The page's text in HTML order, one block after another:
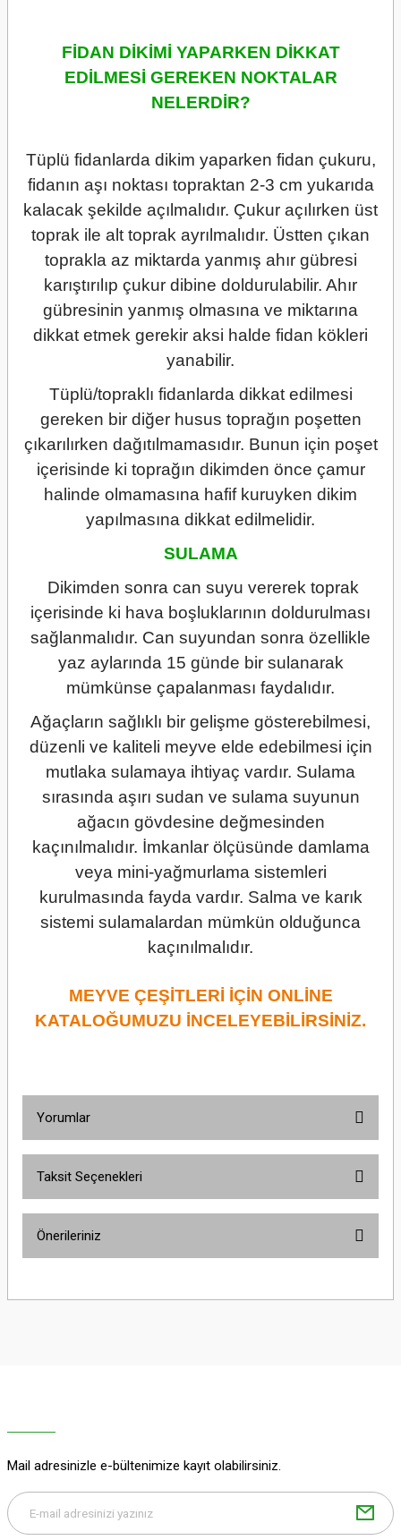
FİDAN DİKİMİ YAPARKEN DİKKAT
EDİLMESİ GEREKEN NOKTALAR
NELERDİR?
Tüplü fidanlarda dikim yaparken fidan çukuru,
fidanın aşı noktası topraktan 2-3 cm yukarıda
kalacak şekilde açılmalıdır. Çukur açılırken üst
toprak ile alt toprak ayrılmalıdır. Üstten çıkan
toprakla az miktarda yanmış ahır gübresi
karıştırılıp çukur dibine doldurulabilir. Ahır
gübresinin yanmış olmasına ve miktarına
dikkat etmek gerekir aksi halde fidan kökleri
yanabilir.
Tüplü/topraklı fidanlarda dikkat edilmesi
gereken bir diğer husus toprağın poşetten
çıkarılırken dağıtılmamasıdır. Bunun için poşet
içerisinde ki toprağın dikimden önce çamur
halinde olmamasına hafif kuruyken dikim
yapılmasına dikkat edilmelidir.
SULAMA
Dikimden sonra can suyu vererek toprak
içerisinde ki hava boşluklarının doldurulması
sağlanmalıdır. Can suyundan sonra özellikle
yaz aylarında 15 günde bir sulanarak
mümkünse çapalanması faydalıdır.
Ağaçların sağlıklı bir gelişme gösterebilmesi,
düzenli ve kaliteli meyve elde edebilmesi için
mutlaka sulamaya ihtiyaç vardır. Sulama
sırasında aşırı sudan ve sulama suyunun
ağacın gövdesine değmesinden
kaçınılmalıdır. İmkanlar ölçüsünde damlama
veya mini-yağmurlama sistemleri
kurulmasında fayda vardır. Salma ve karık
sistemi sulamalardan mümkün olduğunca
kaçınılmalıdır.
MEYVE ÇEŞİTLERİ İÇİN ONLİNE
KATALOĞUMUZU İNCELEYEBİLİRSİNİZ.
Yorumlar
Taksit Seçenekleri
Önerileriniz
yetersiz gördüğünüz noktaları öneri formunu kullanarak tarafımıza
Bu ürüne benzer farklı alternatifler olmalı.
Mail adresinizle e-bültenimize kayıt olabilirsiniz.